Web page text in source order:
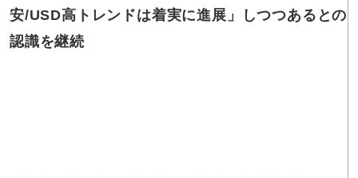
安/USD高トレンドは着実に進展」しつつあるとの
認識を継続